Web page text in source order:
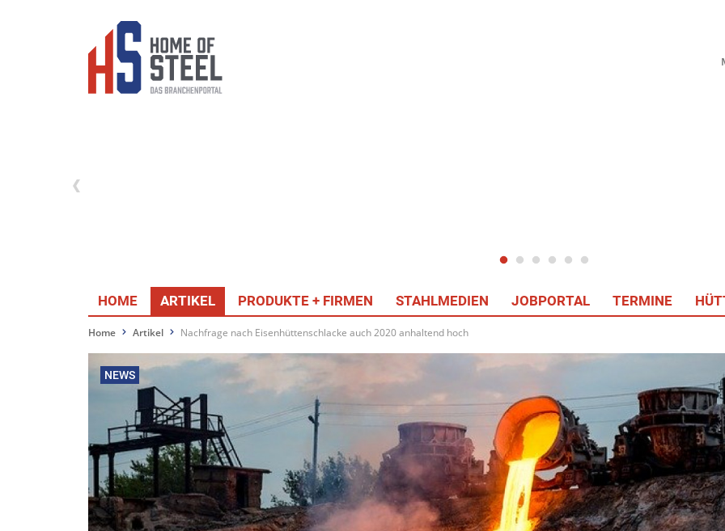
HOME ARTIKEL PRODUKTE + FIRMEN STAHLMEDIEN JOBPORTAL TERMINE
Home Artikel Nachfrage nach Eisenhüttenschlacke auch 2020 anhaltend hoch
NEWS